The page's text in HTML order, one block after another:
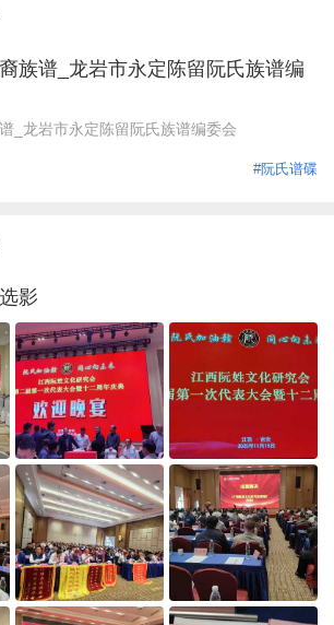
族谱_龙岩市永定陈留阮氏族谱编
_龙岩市永定陈留阮氏族谱编委会
#阮氏谱碟
影